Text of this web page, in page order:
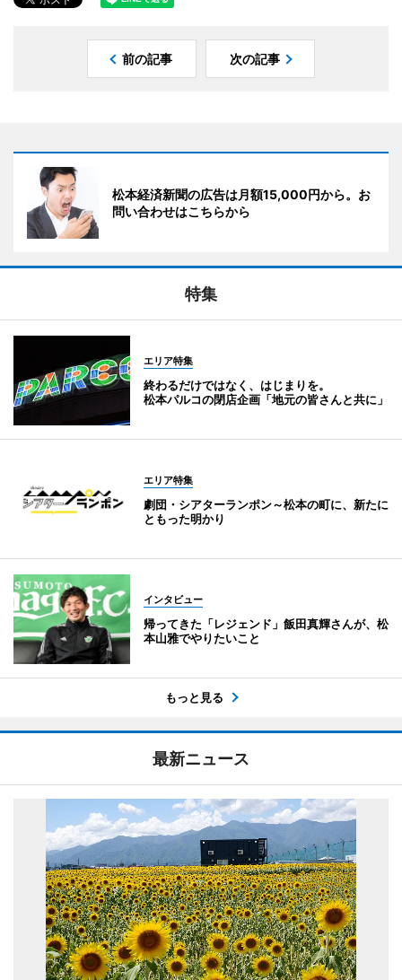
前の記事 次の記事
松本経済新聞の広告は月額15,000円から。お
問い合わせはこちらから
特集
エリア特集
終わるだけではなく、はじまりを。
松本パルコの閉店企画「地元の皆さんと共に」
エリア特集
劇団・シアターランポン～松本の町に、新たに
ともった明かり
インタビュー
帰ってきた「レジェンド」飯田真輝さんが、松
本山雅でやりたいこと
もっと見る
最新ニュース